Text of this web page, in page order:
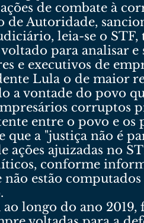
de combate à
de Autoridade,
leia-se o
voltado para analisar
e executivos de
Lula o de maior
a vontade do povo
corruptos
entre o povo e
que a "justiça não é
ações ajuizadas no
conforme
estão
ao longo do ano